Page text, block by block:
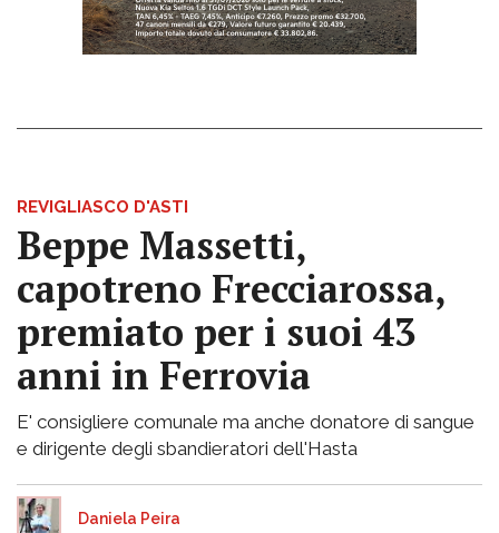
REVIGLIASCO D'ASTI
Beppe Massetti,
capotreno Frecciarossa,
premiato per i suoi 43
anni in Ferrovia
E' consigliere comunale ma anche donatore di sangue
e dirigente degli sbandieratori dell'Hasta
Daniela Peira